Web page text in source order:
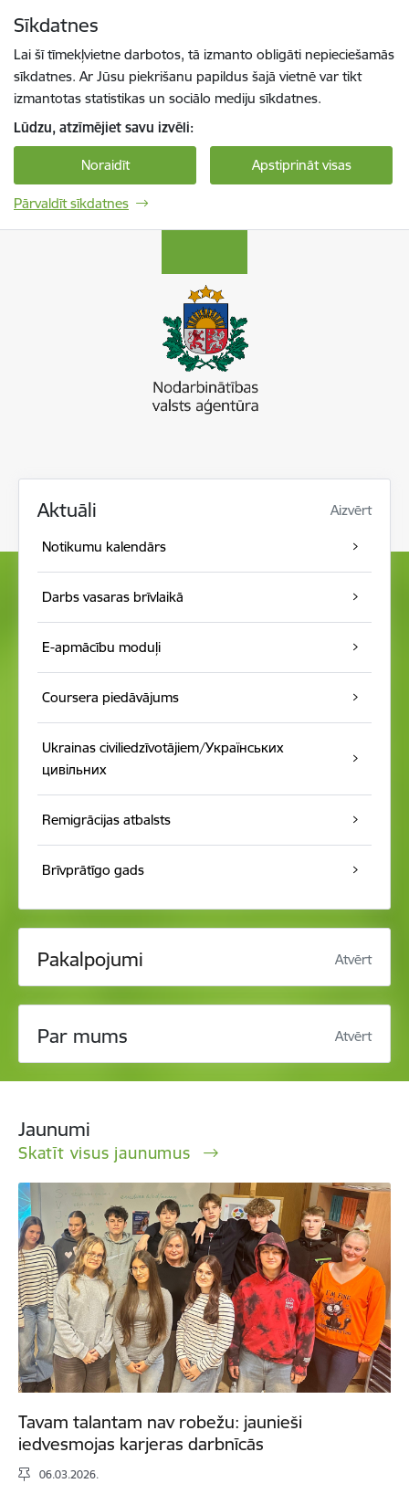
Sīkdatnes
Lai šī tīmekļvietne darbotos, tā izmanto obligāti nepieciešamās
sīkdatnes. Ar Jūsu piekrišanu papildus šajā vietnē var tikt
izmantotas statistikas un sociālo mediju sīkdatnes.
Lūdzu, atzīmējiet savu izvēli:
Noraidīt Apstiprināt visas
Pārvaldīt sīkdatnes
Aktuāli Aizvērt
Notikumu kalendār s
Darbs vasaras brīvlaikā
E-apmācību moduļi
Coursera piedāvājums
Ukrainas civiliedzīvotājiem/Українських
цивільних
Remigrācijas atbalsts
Brīvprātīgo gads
Pakalpojumi Atvērt
Par mums Atvērt
Jaunumi
Skatīt visus jaunumus
Tavam talantam nav robežu: jaunieši
iedvesmojas karjeras darbnīcās
06.03.2026.